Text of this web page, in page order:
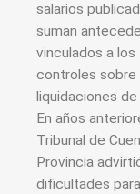
salarios
suman
vinculados a los
controles sobre
liquidaciones de
En años
Tribunal de
Provincia
dificultades para